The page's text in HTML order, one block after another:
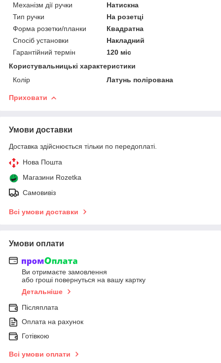
Механізм дії ручки
Натискна
Тип ручки
На розетці
Форма розетки/планки
Квадратна
Спосіб установки
Накладний
Гарантійний термін
120 міс
Користувальницькі характеристики
Колір
Латунь полірована
Приховати
Умови доставки
Доставка здійснюється тільки по передоплаті.
Нова Пошта
Магазини Rozetka
Самовивіз
Всі умови доставки
Умови оплати
Ви отримаєте замовлення
або гроші повернуться на вашу картку
Детальніше
Післяплата
Оплата на рахунок
Готівкою
Всі умови оплати